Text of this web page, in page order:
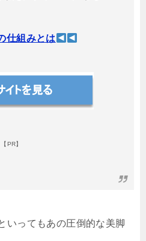
仕組みとは
【PR】
いってもあの圧倒的な美脚